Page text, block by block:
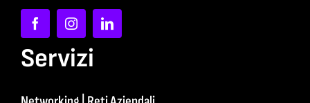
Servizi